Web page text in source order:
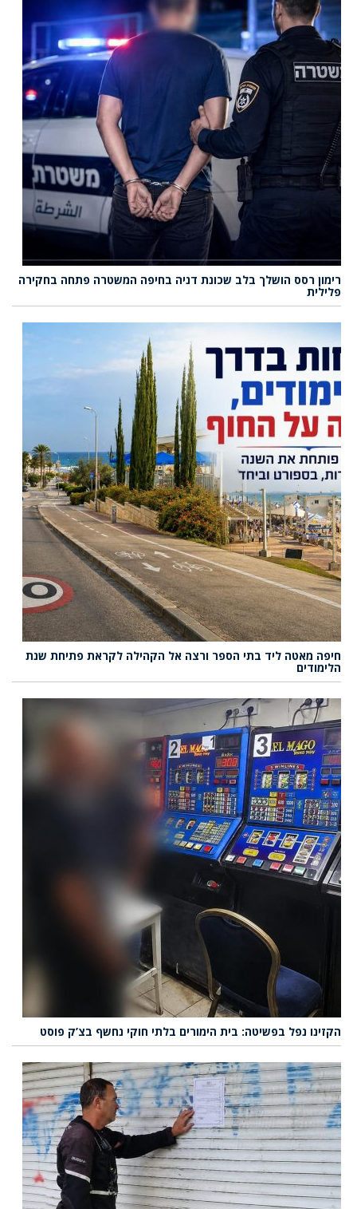
רימון רסס הושלך בלב שכונת דניה בחיפה המשטרה פתחה בחקירה
פלילית
חיפה מאטה ליד בתי הספר ורצה אל הקהילה לקראת פתיחת שנת
הלימודים
הקזינו נפל בפשיטה: בית הימורים בלתי חוקי נחשף בצ’ק פוסט